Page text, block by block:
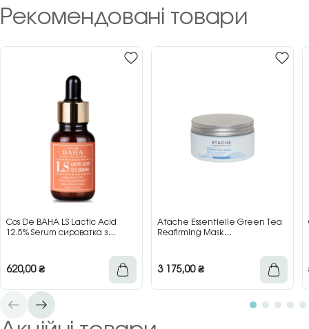
Рекомендовані товари
Cos De BAHA LS Lactic Acid
12.5% Serum сироватка з
620,00₴
Atache Essentielle Green Tea
Reafirming Mask
3 175,00₴